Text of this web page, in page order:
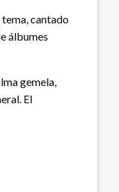
cantado
álbumes
gemela,
El